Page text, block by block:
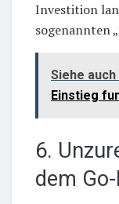
Investition
sogenannten
Siehe auch
Einstieg
6.
dem